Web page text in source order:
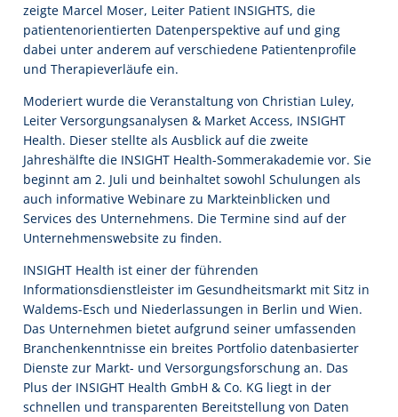
zeigte Marcel Moser, Leiter Patient INSIGHTS, die
patientenorientierten Datenperspektive auf und ging
dabei unter anderem auf verschiedene Patientenprofile
und Therapieverläufe ein.
Moderiert wurde die Veranstaltung von Christian Luley,
Leiter Versorgungsanalysen & Market Access, INSIGHT
Health. Dieser stellte als Ausblick auf die zweite
Jahreshälfte die INSIGHT Health-Sommerakademie vor. Sie
beginnt am 2. Juli und beinhaltet sowohl Schulungen als
auch informative Webinare zu Markteinblicken und
Services des Unternehmens. Die Termine sind auf der
Unternehmenswebsite zu finden.
INSIGHT Health ist einer der führenden
Informationsdienstleister im Gesundheitsmarkt mit Sitz in
Waldems-Esch und Niederlassungen in Berlin und Wien.
Das Unternehmen bietet aufgrund seiner umfassenden
Branchenkenntnisse ein breites Portfolio datenbasierter
Dienste zur Markt- und Versorgungsforschung an. Das
Plus der INSIGHT Health GmbH & Co. KG liegt in der
schnellen und transparenten Bereitstellung von Daten